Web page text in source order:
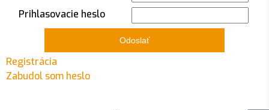
Prihlasovacie heslo
Odoslať
Registrácia
Zabudol som heslo